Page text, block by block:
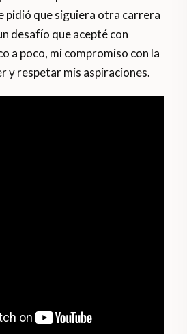
pidió que siguiera otra carrera
desafío que acepté con
a poco, mi compromiso con la
y respetar mis aspiraciones.